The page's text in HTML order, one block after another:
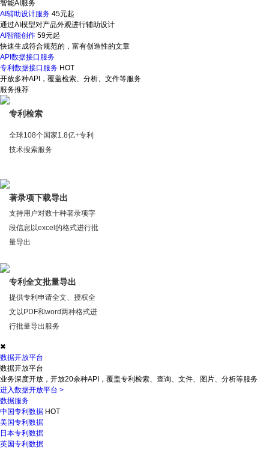
智能AI服务
AI辅助设计服务 45元起
通过AI模型对产品外观进行辅助设计
AI智能创作 59元起
快速生成符合规范的，富有创造性的文章
API数据接口服务
专利数据接口服务 HOT
开放多种API，覆盖检索、分析、文件等服务
服务推荐
专利检索
全球108个国家1.8亿+专利
技术搜索服务
著录项下载导出
支持用户对数十种著录项字
段信息以excel的格式进行批
量导出
专利全文批量导出
提供专利申请全文、授权全
文以PDF和word两种格式进
行批量导出服务
✖
数据开放平台
数据开放平台
业务深度开放，开放20余种API，覆盖专利检索、查询、文件、图片、分析等服务
进入数据开放平台 >
数据服务
中国专利数据 HOT
美国专利数据
日本专利数据
英国专利数据